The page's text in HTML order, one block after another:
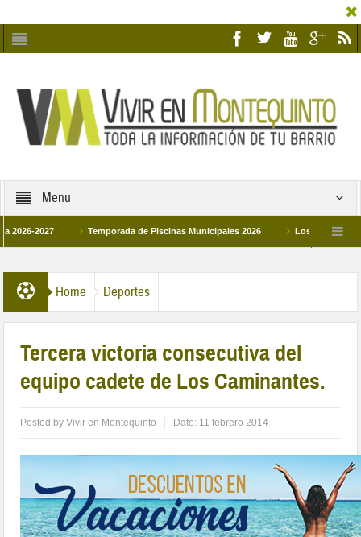
Menu
Temporada de Piscinas Municipales 2026 Los Campus de
Home Deportes
Tercera victoria consecutiva del
equipo cadete de Los Caminantes.
Posted byVivir en Montequinto Date: 11 febrero 2014